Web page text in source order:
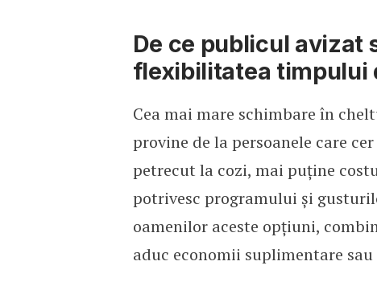
De ce publicul avizat
flexibilitatea timpului
Cea mai mare schimbare în
provine de la persoanele care
petrecut la cozi, mai puține
potrivesc programului și
oamenilor aceste opțiuni,
aduc economii suplimentare